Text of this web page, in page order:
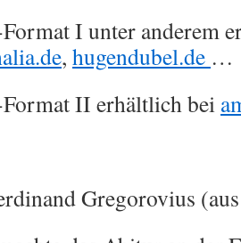
I unter anderem
, hugendubel.de …
Format II erhältlich bei
Gregorovius